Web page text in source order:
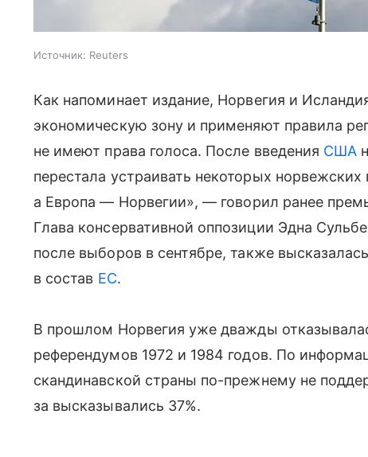
Источник: Reuters
Как напоминает издание, Норвегия и
экономическую зону и применяют правила
не имеют права голоса. После введения США
перестала устраивать некоторых
а Европа — Норвегии», — говорил ранее
Глава консервативной оппозиции Эдна
после выборов в сентябре, также
в состав ЕС.
В прошлом Норвегия уже дважды
референдумов 1972 и 1984 годов. По
скандинавской страны по-прежнему не
за высказывались 37%.